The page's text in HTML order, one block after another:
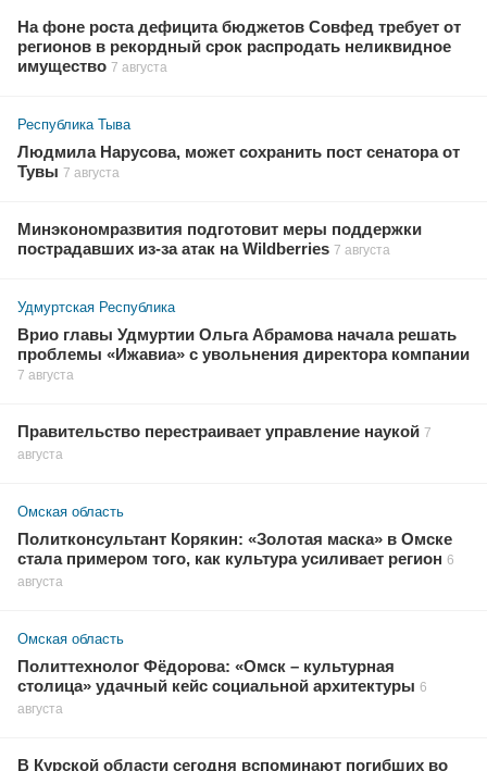
На фоне роста дефицита бюджетов Совфед требует от
регионов в рекордный срок распродать неликвидное
имущество 7 августа
Республика Тыва
Людмила Нарусова, может сохранить пост сенатора от
Тувы 7 августа
Минэкономразвития подготовит меры поддержки
пострадавших из-за атак на Wildberries 7 августа
Удмуртская Республика
Врио главы Удмуртии Ольга Абрамова начала решать
проблемы «Ижавиа» с увольнения директора компании
7 августа
Правительство перестраивает управление наукой 7
августа
Омская область
Политконсультант Корякин: «Золотая маска» в Омске
стала примером того, как культура усиливает регион 6
августа
Омская область
Политтехнолог Фёдорова: «Омск – культурная
столица» удачный кейс социальной архитектуры 6
августа
В Курской области сегодня вспоминают погибших во